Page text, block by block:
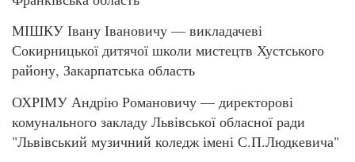
МІШКУ Івану Івановичу — викладачеві
Сокирницької дитячої школи мистецтв Хустського
району, Закарпатська область
ОХРІМУ Андрію Романовичу — директорові
комунального закладу Львівської обласної ради
"Львівський музичний коледж імені С.П.Людкевича"